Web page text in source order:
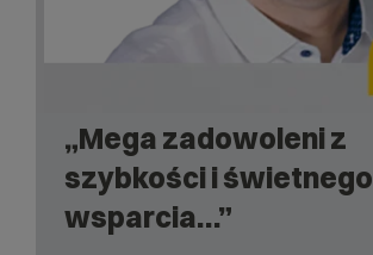
„Mega zadowoleni z
szybkości i świetnego
wsparcia…”